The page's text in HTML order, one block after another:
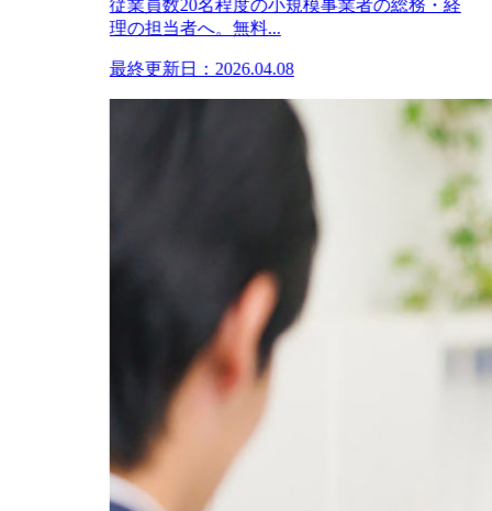
従業員数20名程度の小規模事業者の総務・経
理の担当者へ。無料...
最終更新日：2026.04.08